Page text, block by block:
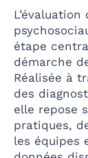
étape
démarche
Réalisée à
des
elle repose
pratiques,
les équipes